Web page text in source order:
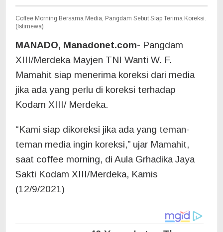
Coffee Morning Bersama Media, Pangdam Sebut Siap Terima Koreksi.
(Istimewa)
MANADO, Manadonet.com- Pangdam
XIII/Merdeka Mayjen TNI Wanti W. F.
Mamahit siap menerima koreksi dari media
jika ada yang perlu di koreksi terhadap
Kodam XIII/ Merdeka.
“Kami siap dikoreksi jika ada yang teman-
teman media ingin koreksi,” ujar Mamahit,
saat coffee morning, di Aula Grhadika Jaya
Sakti Kodam XIII/Merdeka, Kamis
(12/9/2021)